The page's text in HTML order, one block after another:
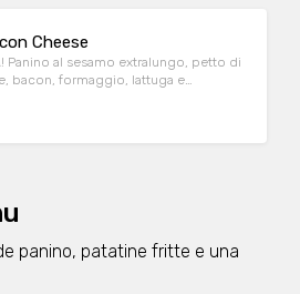
Cheese
Panino al sesamo extralungo, petto di
bacon, formaggio, lattuga e
panino, patatine fritte e una